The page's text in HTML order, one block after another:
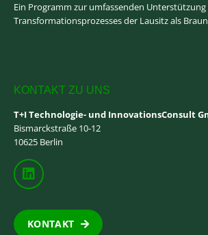
Ein Programm zur umfassenden Unterstützung
Transformationsprozesses der Lausitz als
KONTAKT ZU UNS
T+I Technologie- und InnovationsConsult
Bismarckstraße 10-12
10625 Berlin
KONTAKT